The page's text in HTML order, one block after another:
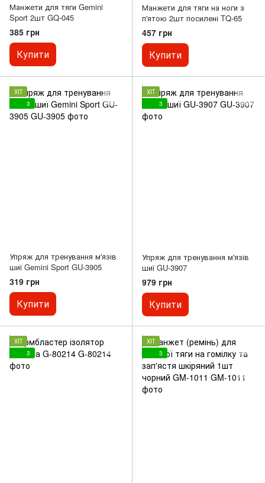
Манжети для тяги Gemini
Sport 2шт GQ-045
385 грн
Купити
Манжети для тяги на ноги з
п'ятою 2шт посилені TQ-65
457 грн
Купити
ХІТ
3
Упряж для тренування м'язів
шиї Gemini Sport GU-3905
319 грн
Купити
ХІТ
3
Упряж для тренування м'язів
шиї GU-3907
979 грн
Купити
ХІТ
3
ХІТ
3